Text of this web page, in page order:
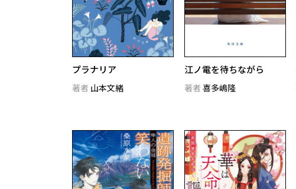
プラナリア
著者 山本文緒
江ノ電を待ちながら
著者 喜多嶋隆